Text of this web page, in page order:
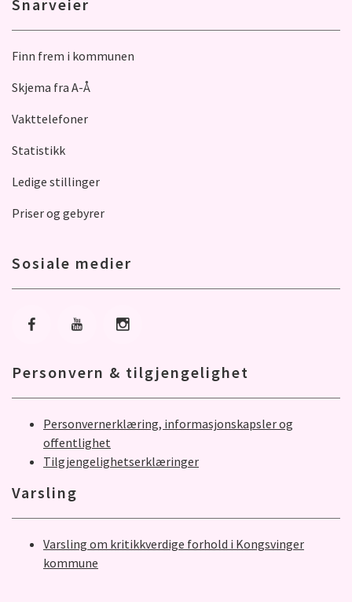
Snarveier
Finn frem i kommunen
Skjema fra A-Å
Vakttelefoner
Statistikk
Ledige stillinger
Priser og gebyrer
Sosiale medier
Gå til Facebook
Gå til YoutubeGå til Instagram
Personvern & tilgjengelighet
Personvernerklæring, informasjonskapsler og
offentlighet
Tilgjengelighetserklæringer
Varsling
Varsling om kritikkverdige forhold i Kongsvinger
kommune